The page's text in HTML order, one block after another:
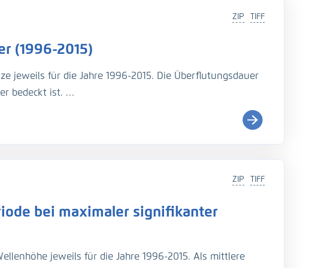
TIFF
ZIP
(1996-2015)
jeweils für die Jahre 1996-2015. Die Überflutungsdauer
bedeckt ist.
BAWiki (
http://wiki.baw.de/de/index.php/Tidekennwer
DB - Teil: UnTRIM-SediMorph-Unk, doi:
Simulationen aus EasyGSH-DB, doi:
E., Schrage, N., Fröhle, P., Kösters, F. (2021): An
TIFF
ZIP
bei maximaler signifikanter
jeweils für die Jahre 1996-2015. Als mittlere